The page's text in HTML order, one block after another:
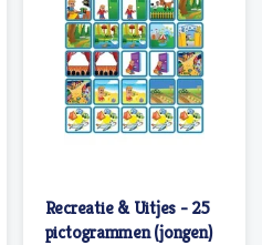
Recreatie & Uitjes - 25
pictogrammen (jongen)